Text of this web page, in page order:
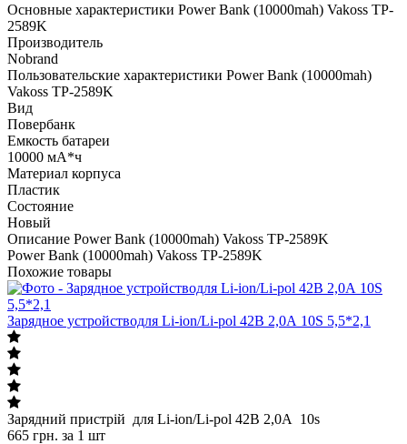
Основные характеристики Power Bank (10000mah) Vakoss TP-
2589K
Производитель
Nobrand
Пользовательские характеристики Power Bank (10000mah)
Vakoss TP-2589K
Вид
Повербанк
Емкость батареи
10000 мА*ч
Материал корпуса
Пластик
Состояние
Новый
Описание Power Bank (10000mah) Vakoss TP-2589K
Power Bank (10000mah) Vakoss TP-2589K
Похожие товары
Зарядное устройстводля Li-ion/Li-pol 42В 2,0А 10S 5,5*2,1
Зарядний пристрій для Li-ion/Li-pol 42В 2,0А 10s
665 грн. за 1 шт